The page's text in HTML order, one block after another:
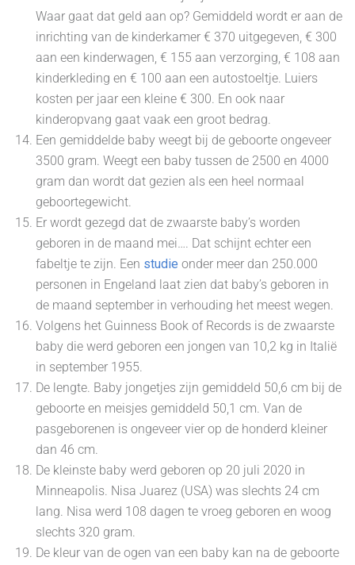
Waar gaat dat geld aan op? Gemiddeld wordt er aan de
inrichting van de kinderkamer € 370 uitgegeven, € 300
aan een kinderwagen, € 155 aan verzorging, € 108 aan
kinderkleding en € 100 aan een autostoeltje. Luiers
kosten per jaar een kleine € 300. En ook naar
kinderopvang gaat vaak een groot bedrag.
Een gemiddelde baby weegt bij de geboorte ongeveer
3500 gram. Weegt een baby tussen de 2500 en 4000
gram dan wordt dat gezien als een heel normaal
geboortegewicht.
Er wordt gezegd dat de zwaarste baby’s worden
geboren in de maand mei…. Dat schijnt echter een
fabeltje te zijn. Een studie onder meer dan 250.000
personen in Engeland laat zien dat baby’s geboren in
de maand september in verhouding het meest wegen.
Volgens het Guinness Book of Records is de zwaarste
baby die werd geboren een jongen van 10,2 kg in Italië
in september 1955.
De lengte. Baby jongetjes zijn gemiddeld 50,6 cm bij de
geboorte en meisjes gemiddeld 50,1 cm. Van de
pasgeborenen is ongeveer vier op de honderd kleiner
dan 46 cm.
De kleinste baby werd geboren op 20 juli 2020 in
Minneapolis. Nisa Juarez (USA) was slechts 24 cm
lang. Nisa werd 108 dagen te vroeg geboren en woog
slechts 320 gram.
De kleur van de ogen van een baby kan na de geboorte